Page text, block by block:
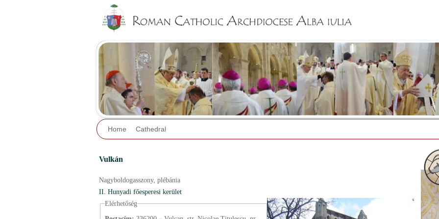
Home Cathedral
Vulkán
Nagyboldogasszony, plébánia
II. Hunyadi főesperesi kerület
Elérhetőség